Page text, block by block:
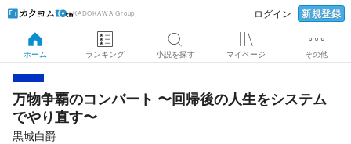
KADOKAWA Group ログイン 新規登録
ホーム ランキング 小説を探す マイページ その他
万物争覇のコンバート 〜回帰後の人生をシステム
でやり直す〜
黒城白爵